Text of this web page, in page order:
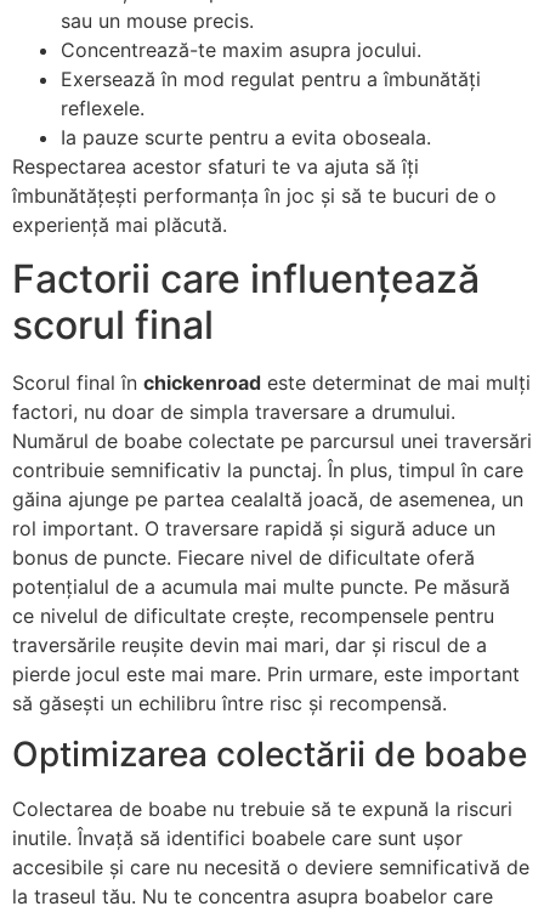
sau un mouse precis.
Concentrează-te maxim asupra jocului.
Exersează în mod regulat pentru a îmbunătăți
reflexele.
Ia pauze scurte pentru a evita oboseala.
Respectarea acestor sfaturi te va ajuta să îți
îmbunătățești performanța în joc și să te bucuri de o
experiență mai plăcută.
Factorii care influențează
scorul final
Scorul final în chickenroad este determinat de mai mulți
factori, nu doar de simpla traversare a drumului.
Numărul de boabe colectate pe parcursul unei traversări
contribuie semnificativ la punctaj. În plus, timpul în care
găina ajunge pe partea cealaltă joacă, de asemenea, un
rol important. O traversare rapidă și sigură aduce un
bonus de puncte. Fiecare nivel de dificultate oferă
potențialul de a acumula mai multe puncte. Pe măsură
ce nivelul de dificultate crește, recompensele pentru
traversările reușite devin mai mari, dar și riscul de a
pierde jocul este mai mare. Prin urmare, este important
să găsești un echilibru între risc și recompensă.
Optimizarea colectării de boabe
Colectarea de boabe nu trebuie să te expună la riscuri
inutile. Învață să identifici boabele care sunt ușor
accesibile și care nu necesită o deviere semnificativă de
la traseul tău. Nu te concentra asupra boabelor care